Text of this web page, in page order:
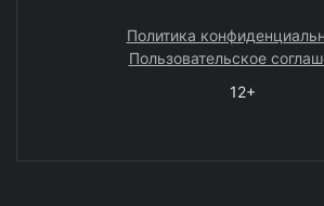
Политика
Пользовательское
12+